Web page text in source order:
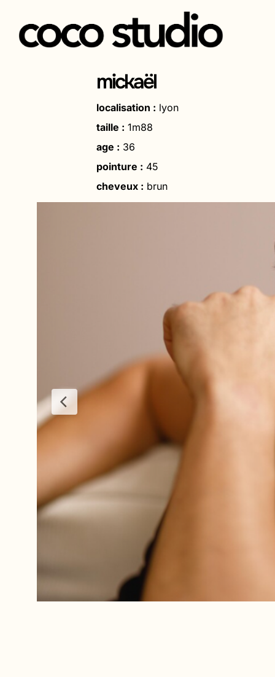
Aller
mickaël
localisation : lyon
taille : 1m88
age : 36
pointure : 45
cheveux : brun